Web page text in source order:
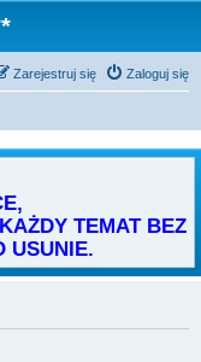
Zaloguj się
Zarejestruj się
TEMAT BEZ
USUNIE.